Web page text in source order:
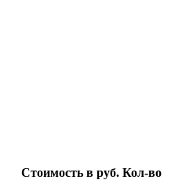
Стоимость в руб. Кол-во